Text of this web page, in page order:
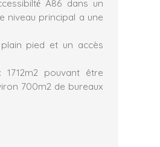
A86 dans un
niveau principal a une
pied et un accès
pouvant être
700m2 de bureaux